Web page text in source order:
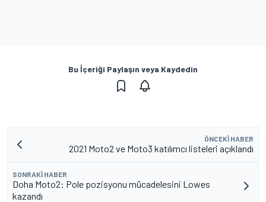
Bu İçeriği Paylaşın veya Kaydedin
ÖNCEKI HABER
2021 Moto2 ve Moto3 katılımcı listeleri açıklandı
SONRAKI HABER
Doha Moto2: Pole pozisyonu mücadelesini Lowes
kazandı